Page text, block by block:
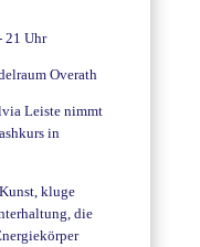
21 Uhr
Overath
Leiste nimmt
in
kluge
die